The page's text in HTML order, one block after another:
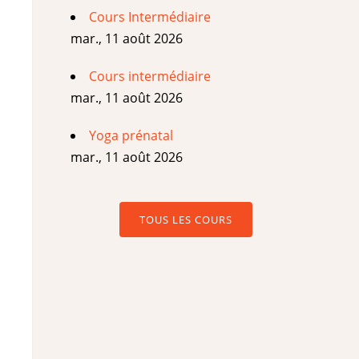
Cours Intermédiaire
mar., 11 août 2026
Cours intermédiaire
mar., 11 août 2026
Yoga prénatal
mar., 11 août 2026
TOUS LES COURS